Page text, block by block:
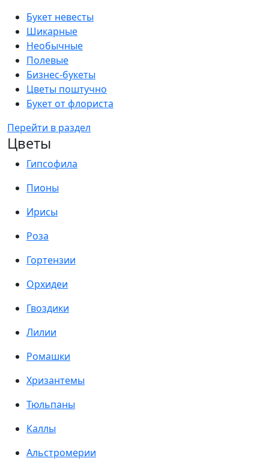
Букет невесты
Шикарные
Необычные
Полевые
Бизнес-букеты
Цветы поштучно
Букет от флориста
Перейти в раздел
Цветы
Гипсофила
Пионы
Ирисы
Роза
Гортензии
Орхидеи
Гвоздики
Лилии
Ромашки
Хризантемы
Тюльпаны
Каллы
Альстромерии